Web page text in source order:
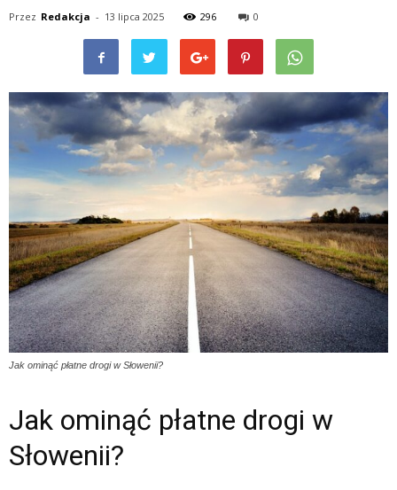
Przez Redakcja - 13 lipca 2025 296 0
Jak ominąć płatne drogi w Słowenii?
Jak ominąć płatne drogi w
Słowenii?